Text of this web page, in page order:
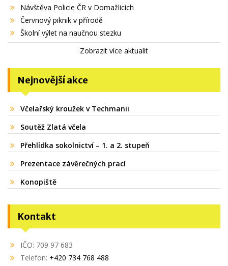
Návštěva Policie ČR v Domažlicích
Červnový piknik v přírodě
Školní výlet na naučnou stezku
Zobrazit více aktualit
Nejnovější akce
Včelařský kroužek v Techmanii
Soutěž Zlatá včela
Přehlídka sokolnictví – 1. a 2. stupeň
Prezentace závěrečných prací
Konopiště
Kontakt
IČO: 709 97 683
Telefon: +420 734 768 488